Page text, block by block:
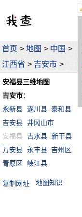
首页 > 地图 > 中国 >
江西省 > 吉安市 >
安福县三维地图
吉安市：
永新县 遂川县 泰和县
吉安县 井冈山市
安福县
吉水县 新干县
万安县 永丰县 吉州区
青原区
峡江县
地图知识